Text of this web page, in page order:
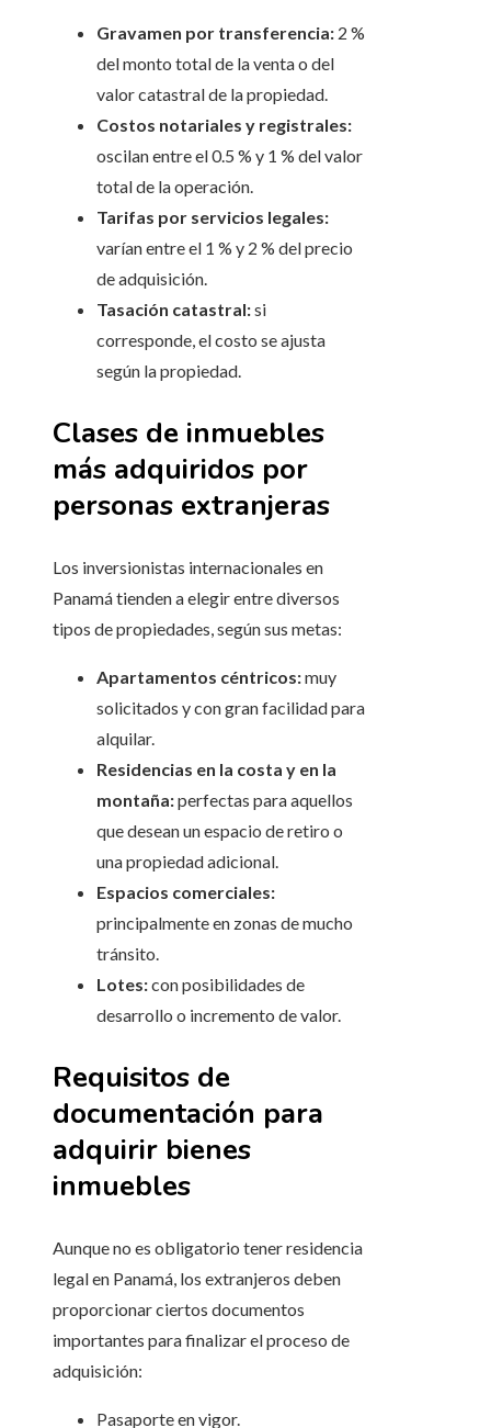
Gravamen por transferencia: 2 %
del monto total de la venta o del
valor catastral de la propiedad.
Costos notariales y registrales:
oscilan entre el 0.5 % y 1 % del valor
total de la operación.
Tarifas por servicios legales:
varían entre el 1 % y 2 % del precio
de adquisición.
Tasación catastral:si
corresponde, el costo se ajusta
según la propiedad.
Clases de inmuebles
más adquiridos por
personas extranjeras
Los inversionistas internacionales en
Panamá tienden a elegir entre diversos
tipos de propiedades, según sus metas:
Apartamentos céntricos:muy
solicitados y con gran facilidad para
alquilar.
Residencias en la costa y en la
montaña:perfectas para aquellos
que desean un espacio de retiro o
una propiedad adicional.
Espacios comerciales:
principalmente en zonas de mucho
tránsito.
Lotes:con posibilidades de
desarrollo o incremento de valor.
Requisitos de
documentación para
adquirir bienes
inmuebles
Aunque no es obligatorio tener residencia
legal en Panamá, los extranjeros deben
proporcionar ciertos documentos
importantes para finalizar el proceso de
adquisición:
Pasaporte en vigor.